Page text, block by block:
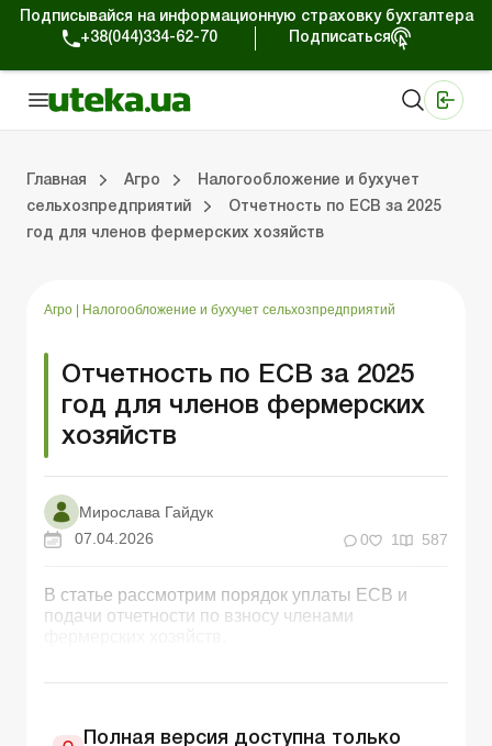
Подписывайся на информационную страховку бухгалтера
+38(044)334-62-70
Подписаться
Главная Агро
Налогообложение и бухучет
сельхозпредприятий
Отчетность по ЕСВ за 2025
год для членов фермерских хозяйств
Агро Налогообложение и бухучет сельхозпредприятий
Отчетность по ЕСВ за 2025
год для членов фермерских
хозяйств
Мирослава Гайдук
07.04.2026
0 1 587
В статье рассмотрим порядок уплаты ЕСВ и
подачи отчетности по взносу членами
Полная версия доступна только